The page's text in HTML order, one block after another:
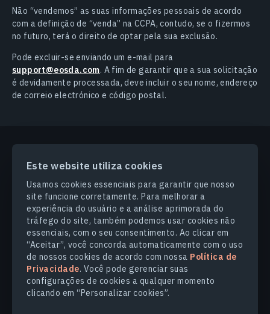
Este website utiliza cookies
Usamos cookies essenciais para garantir que nosso
site funcione corretamente. Para melhorar a
experiência do usuário e a análise aprimorada do
tráfego do site, também podemos usar cookies não
essenciais, com o seu consentimento. Ao clicar em
“Aceitar”, você concorda automaticamente com o uso
de nossos cookies de acordo com nossa Política de
Privacidade. Você pode gerenciar suas
configurações de cookies a qualquer momento
clicando em “Personalizar cookies”.
Não “vendemos” as suas informações pessoais de acordo
com a definição de “venda” na CCPA, contudo, se o fizermos
no futuro, terá o direito de optar pela sua exclusão.
Pode excluir-se enviando um e-mail para
support@eosda.com. A fim de garantir que a sua solicitação
é devidamente processada, deve incluir o seu nome, endereço
de correio electrónico e código postal.
PRODUCTS & SOLUTIONS
SETORES
COMPANHIA
EXPLORE